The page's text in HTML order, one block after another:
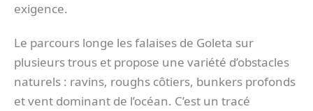
exigence.
Le parcours longe les falaises de Goleta sur
plusieurs trous et propose une variété d’obstacles
naturels : ravins, roughs côtiers, bunkers profonds
et vent dominant de l’océan. C’est un tracé